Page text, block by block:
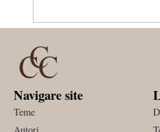
Navigare site
Teme